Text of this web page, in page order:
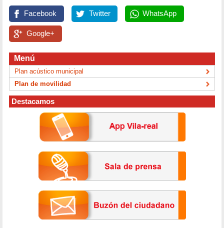
Facebook Twitter WhatsApp
Google+
Menú
Plan acústico municipal
Plan de movilidad
Destacamos